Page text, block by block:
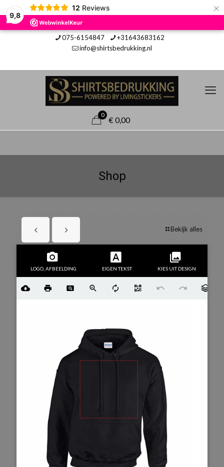
9,8
12 Reviews ×
075-6154847
+31643683162
info@shirtsbedrukking.nl
0
€ 0,00
Shop
Bekijk alles
LOGO, AFBEELDING EIGEN TEKST KIES UIT DESIGN